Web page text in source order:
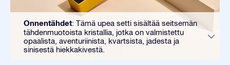
Onnentähdet: Tämä upea setti sisältää seitsemän
tähdenmuotoista kristallia, jotka on valmistettu
opaalista, aventuriinista, kvartsista, jadesta ja
sinisestä hiekkakivestä.